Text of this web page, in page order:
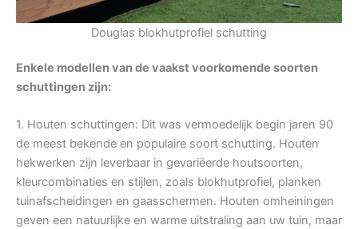
Douglas blokhutprofiel schutting
Enkele modellen van de vaakst voorkomende soorten
schuttingen zijn:
1. Houten schuttingen: Dit was vermoedelijk begin jaren 90
de meest bekende en populaire soort schutting. Houten
hekwerken zijn leverbaar in gevariëerde houtsoorten,
kleurcombinaties en stijlen, zoals blokhutprofiel, planken
tuinafscheidingen en gaasschermen. Houten omheiningen
geven een natuurlijke en warme uitstraling aan uw tuin, maar